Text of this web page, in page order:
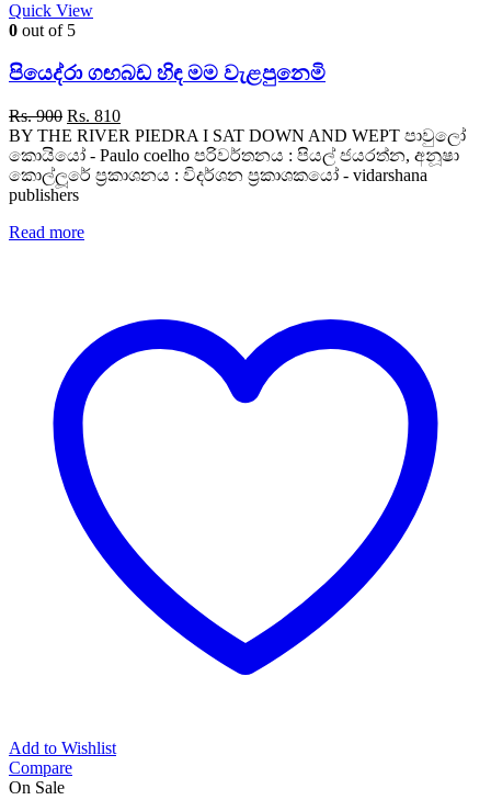
Quick View
0 out of 5
පියෙද්රා ගඟබඩ හිඳ මම වැළපුනෙමි
Rs.900 Original
price
was:
Rs. 900.
Rs. 810Current
price
is:
Rs. 810.
BY THE RIVER PIEDRA I SAT DOWN AND WEPT පාවුලෝ
කොයියෝ - Paulo coelho පරිවර්තනය : පියල් ජයරත්න, අනූෂා
කොල්ලූරේ ප්‍රකාශනය : විදර්ශන ප්‍රකාශකයෝ - vidarshana
publishers
Read more
Add to Wishlist
Compare
On Sale